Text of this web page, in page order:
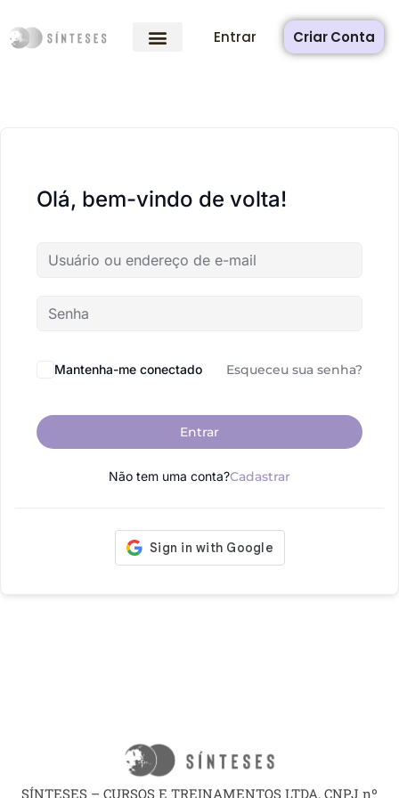
Entrar Criar Conta
Olá, bem-vindo de volta!
Mantenha-me conectado Esqueceu sua senha?
Entrar
Não tem uma conta?Cadastrar
SÍNTESES – CURSOS E TREINAMENTOS LTDA, CNPJ nº